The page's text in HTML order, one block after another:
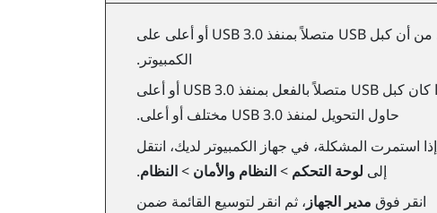
تأكد من أن كبل USB متصلاً بمنفذ USB 3.0 أو أعلى على
الكمبيوتر.
إذا كان كبل USB متصلاً بالفعل بمنفذ USB 3.0 أو أعلى
حاول التحويل لمنفذ USB 3.0 مختلف أو أعلى.
إذا استمرت المشكلة، في جهاز الكمبيوتر لديك، انتقل
إلى لوحة التحكم >النظام والأمان >النظام.
انقر فوق مدير الجهاز ، ثم انقر لتوسيع القائمة ضمن